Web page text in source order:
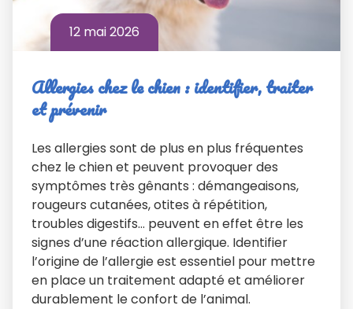
12 mai 2026
Allergies chez le chien : identifier, traiter
et prévenir
Les allergies sont de plus en plus fréquentes
chez le chien et peuvent provoquer des
symptômes très gênants : démangeaisons,
rougeurs cutanées, otites à répétition,
troubles digestifs… peuvent en effet être les
signes d’une réaction allergique. Identifier
l’origine de l’allergie est essentiel pour mettre
en place un traitement adapté et améliorer
durablement le confort de l’animal.